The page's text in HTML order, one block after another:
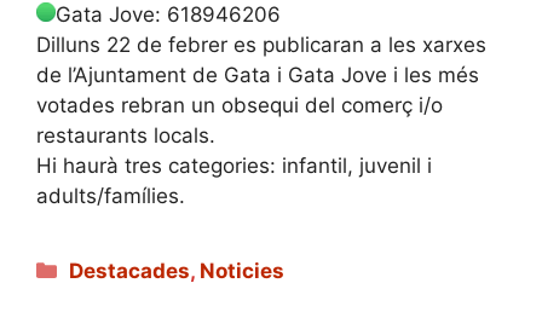
Gata Jove: 618946206
Dilluns 22 de febrer es publicaran a les xarxes
de l’Ajuntament de Gata i Gata Jove i les més
votades rebran un obsequi del comerç i/o
restaurants locals.
Hi haurà tres categories: infantil, juvenil i
adults/famílies.
Categories
Destacades, Noticies